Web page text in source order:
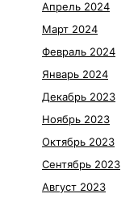
Апрель 2024
Март 2024
Февраль 2024
Январь 2024
Декабрь 2023
Ноябрь 2023
Октябрь 2023
Сентябрь 2023
Август 2023